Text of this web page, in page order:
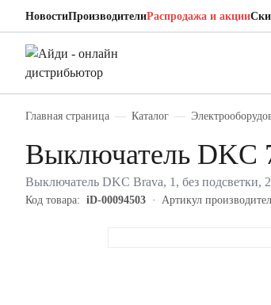
НовостиПроизводителиРаспродажа и акции
Главная страница Каталог
Выключатель DKC
Выключатель DKC Brava, 1, без
Код товара: iD-00094503 Артикул
DKC 76002B
Выключатель